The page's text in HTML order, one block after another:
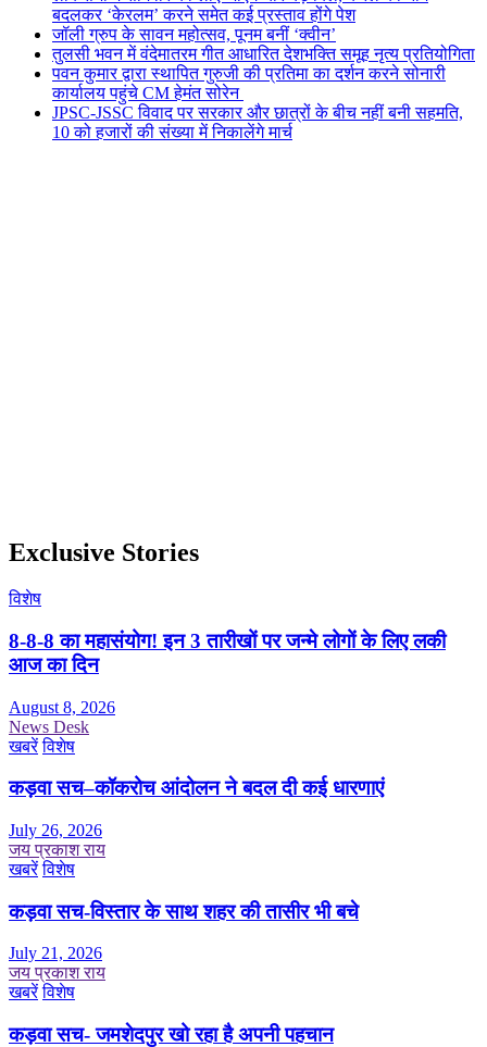
बदलकर ‘केरलम’ करने समेत कई प्रस्ताव होंगे पेश
जॉली ग्रुप के सावन महोत्सव, पूनम बनीं ‘क्वीन’
तुलसी भवन में वंदेमातरम गीत आधारित देशभक्ति समूह नृत्य प्रतियोगिता
पवन कुमार द्वारा स्थापित गुरुजी की प्रतिमा का दर्शन करने सोनारी
कार्यालय पहुंचे CM हेमंत सोरेन
JPSC-JSSC विवाद पर सरकार और छात्रों के बीच नहीं बनी सहमति,
10 को हजारों की संख्या में निकालेंगे मार्च
Exclusive Stories
विशेष
8-8-8 का महासंयोग! इन 3 तारीखों पर जन्मे लोगों के लिए लकी
आज का दिन
August 8, 2026
News Desk
खबरें विशेष
कड़वा सच–कॉकरोच आंदोलन ने बदल दी कई धारणाएं
July 26, 2026
जय प्रकाश राय
खबरें विशेष
कड़वा सच-विस्तार के साथ शहर की तासीर भी बचे
July 21, 2026
जय प्रकाश राय
खबरें विशेष
कड़वा सच- जमशेदपुर खो रहा है अपनी पहचान